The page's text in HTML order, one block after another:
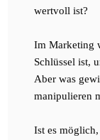
wertvoll ist?
Im Marketing
Schlüssel ist,
Aber was
manipulieren
Ist es möglich,